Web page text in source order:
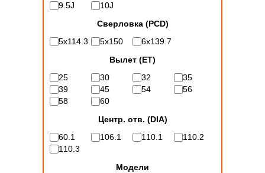
9.5J
10J
Сверловка (PCD)
5x114.3
5x150
6x139.7
Вылет (ET)
25
30 32
35
39
45 54
56
58
60
Центр. отв. (DIA)
60.1
106.1 110.1
110.2
110.3
Модели